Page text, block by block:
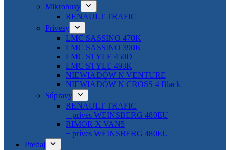
Mikrobusy
RENAULT TRAFIC
Prívesy
LMC SASSINO 470K
LMC SASSINO 390K
LMC STYLE 450D
LMC STYLE 493K
NIEWIADÓW N VENTURE
NIEWIADÓW N CROSS 4 Black
Súpravy
RENAULT TRAFIC
+ príves WEINSBERG 480EU
RIMOR X VAN5
+ príves WEINSBERG 480EU
Predaj